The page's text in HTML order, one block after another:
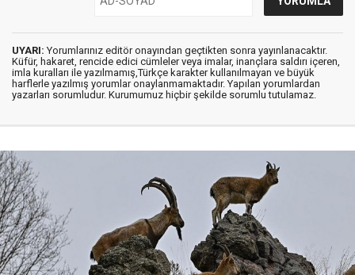
UYARI: Yorumlarınız editör onayından geçtikten sonra yayınlanacaktır.
Küfür, hakaret, rencide edici cümleler veya imalar, inançlara saldırı içeren,
imla kuralları ile yazılmamış,Türkçe karakter kullanılmayan ve büyük
harflerle yazılmış yorumlar onaylanmamaktadır. Yapılan yorumlardan
yazarları sorumludur. Kurumumuz hiçbir şekilde sorumlu tutulamaz.